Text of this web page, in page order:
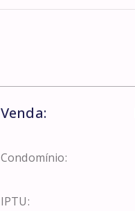
Venda:
Condomínio:
IPTU: